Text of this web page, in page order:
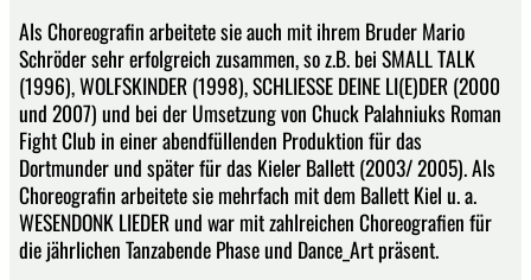
Als Choreografin arbeitete sie auch mit ihrem Bruder Mario
Schröder sehr erfolgreich zusammen, so z.B. bei SMALL TALK
(1996), WOLFSKINDER (1998), SCHLIESSE DEINE LI(E)DER (2000
und 2007) und bei der Umsetzung von Chuck Palahniuks Roman
Fight Club in einer abendfüllenden Produktion für das
Dortmunder und später für das Kieler Ballett (2003/ 2005). Als
Choreografin arbeitete sie mehrfach mit dem Ballett Kiel u. a.
WESENDONK LIEDER und war mit zahlreichen Choreografien für
die jährlichen Tanzabende Phase und Dance_Art präsent.